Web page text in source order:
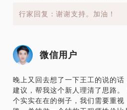
行家回复：谢谢支持。加油！
微信用户
晚上又回去想了一下王工的说的
建议，帮我这个新人理清了思路
个实实在在的例子，我们需要重